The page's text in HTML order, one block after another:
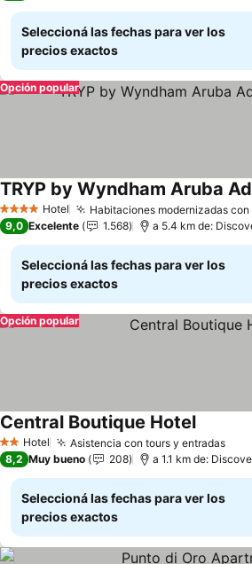
Seleccioná las fechas para ver los
precios exactos
Opción popular
4 EstrellasHotel Habitaciones modernizadas
TRYP by Wyndham Aruba
9,0 Excelente 1.568 a 5.4 km de:
Seleccioná las fechas para ver los
precios exactos
Opción popular
2 Estrellas
Hotel Asistencia con tours y entradas
Central Boutique Hotel
8,2 Muy bueno 208 a 1.1 km de:
Seleccioná las fechas para ver los
precios exactos